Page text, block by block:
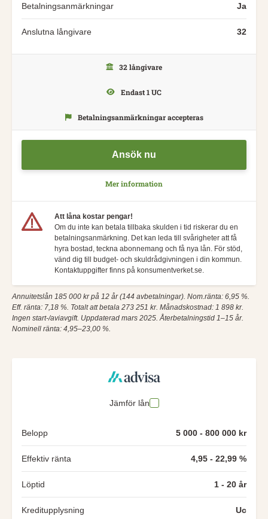
Betalningsanmärkningar Ja
Anslutna långivare 32
Ansök nu
Mer information
32 långivare
Endast 1 UC
Betalningsanmärkningar accepteras
Att låna kostar pengar!
Om du inte kan betala tillbaka skulden i tid riskerar du en
betalningsanmärkning. Det kan leda till svårigheter att få
hyra bostad, teckna abonnemang och få nya lån. För stöd,
vänd dig till budget- och skuldrådgivningen i din kommun.
Kontaktuppgifter finns på konsumentverket.se.
Annuitetslån 185 000 kr på 12 år (144 avbetalningar). Nom.ränta: 6,95 %.
Eff. ränta: 7,18 %. Totalt att betala 273 251 kr. Månadskostnad: 1 898 kr.
Ingen start-/aviavgift. Uppdaterad mars 2025. Återbetalningstid 1–15 år.
Nominell ränta: 4,95–23,00 %.
Jämför lån
Belopp 5 000 - 800 000 kr
Effektiv ränta 4,95 - 22,99 %
Löptid 1 - 20 år
Kreditupplysning Uc